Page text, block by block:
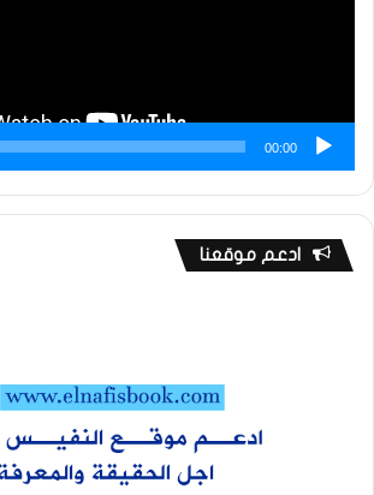
00:00
ادعم موقعنا